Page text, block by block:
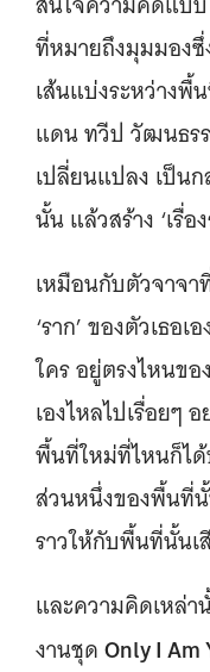
ที่หมายถึงมุมมอง
เส้นแบ่งระหว่างพื้
แดน ทวีป วัฒนธร
เปลี่ยนแปลง เป็น
นั้น แล้วสร้าง ‘เรื่อ
เหมือนกับตัวจาจ
‘ราก’ ของตัวเธอ
ใคร อยู่ตรงไหนข
เองไหลไปเรื่อยๆ
พื้นที่ใหม่ที่ไหนก็ได้
ส่วนหนึ่งของพื้นที่นั้
ราวให้กับพื้นที่นั้นเ
และความคิดเหล่
งานชุดOnly I Am